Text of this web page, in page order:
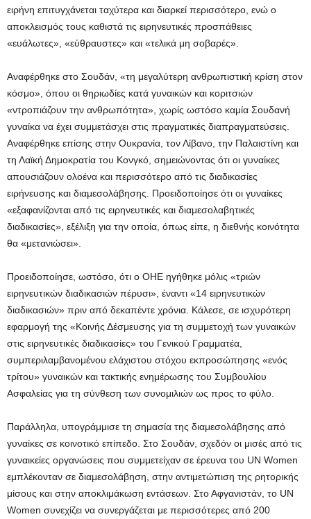
ειρήνη επιτυγχάνεται ταχύτερα και διαρκεί περισσότερο, ενώ ο
αποκλεισμός τους καθιστά τις ειρηνευτικές προσπάθειες
«ευάλωτες», «εύθραυστες» και «τελικά μη σοβαρές».
Αναφέρθηκε στο Σουδάν, «τη μεγαλύτερη ανθρωπιστική κρίση στον
κόσμο», όπου οι θηριωδίες κατά γυναικών και κοριτσιών
«ντροπιάζουν την ανθρωπότητα», χωρίς ωστόσο καμία Σουδανή
γυναίκα να έχει συμμετάσχει στις πραγματικές διαπραγματεύσεις.
Αναφέρθηκε επίσης στην Ουκρανία, τον Λίβανο, την Παλαιστίνη και
τη Λαϊκή Δημοκρατία του Κονγκό, σημειώνοντας ότι οι γυναίκες
απουσιάζουν ολοένα και περισσότερο από τις διαδικασίες
ειρήνευσης και διαμεσολάβησης. Προειδοποίησε ότι οι γυναίκες
«εξαφανίζονται από τις ειρηνευτικές και διαμεσολαβητικές
διαδικασίες», εξέλιξη για την οποία, όπως είπε, η διεθνής κοινότητα
θα «μετανιώσει».
Προειδοποίησε, ωστόσο, ότι ο ΟΗΕ ηγήθηκε μόλις «τριών
ειρηνευτικών διαδικασιών πέρυσι», έναντι «14 ειρηνευτικών
διαδικασιών» πριν από δεκαπέντε χρόνια. Κάλεσε, σε ισχυρότερη
εφαρμογή της «Κοινής Δέσμευσης για τη συμμετοχή των γυναικών
στις ειρηνευτικές διαδικασίες» του Γενικού Γραμματέα,
συμπεριλαμβανομένου ελάχιστου στόχου εκπροσώπησης «ενός
τρίτου» γυναικών και τακτικής ενημέρωσης του Συμβουλίου
Ασφαλείας για τη σύνθεση των συνομιλιών ως προς το φύλο.
Παράλληλα, υπογράμμισε τη σημασία της διαμεσολάβησης από
γυναίκες σε κοινοτικό επίπεδο. Στο Σουδάν, σχεδόν οι μισές από τις
γυναικείες οργανώσεις που συμμετείχαν σε έρευνα του UN Women
εμπλέκονταν σε διαμεσολάβηση, στην αντιμετώπιση της ρητορικής
μίσους και στην αποκλιμάκωση εντάσεων. Στο Αφγανιστάν, το UN
Women συνεχίζει να συνεργάζεται με περισσότερες από 200